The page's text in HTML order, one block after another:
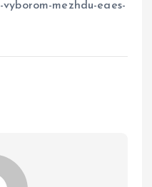
mezhdu-eaes-